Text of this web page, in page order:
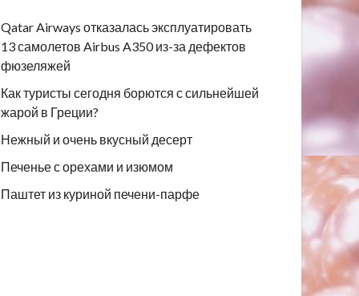
Qatar Airways отказалась эксплуатировать
13 самолетов Airbus A350 из-за дефектов
фюзеляжей
Как туристы сегодня борются с сильнейшей
жарой в Греции?
Нежный и очень вкусный десерт
Печенье с орехами и изюмом
Паштет из куриной печени-парфе